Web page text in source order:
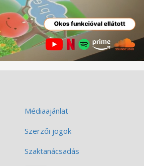
Médiaajánlat
Szerzői jogok
Szaktanácsadás